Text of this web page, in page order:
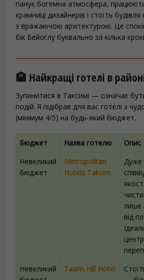
панує богемна атмосфера,
крамниці дизайнерів і стоїть будівля
з вражаючою архітектурою. Це
бік Бейоглу буквально за кілька
🏨 Найкращі готелі в
Зупинитися в Таксимі — означає
подій. Я підібрав для вас готелі з
(мінімум 4/5) на будь-який бюджет.
Бюджет Назва готелю
Опис
Невеликий
бюджет
Metropolitan
Hotels Taksim
Дуже
лише
від
Невеликий
Taxim Hill Hotel